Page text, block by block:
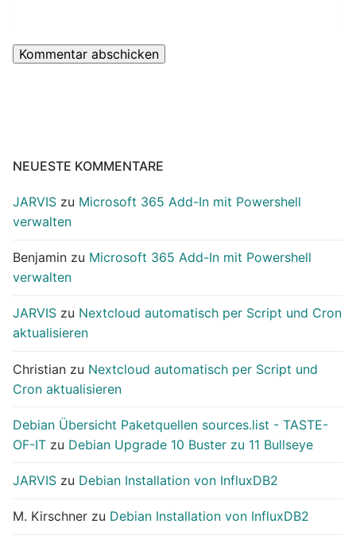
NEUESTE KOMMENTARE
JARVIS zu Microsoft 365 Add-In mit Powershell
verwalten
Benjamin zu Microsoft 365 Add-In mit Powershell
verwalten
JARVIS zu Nextcloud automatisch per Script und Cron
aktualisieren
Christian zu Nextcloud automatisch per Script und
Cron aktualisieren
Debian Übersicht Paketquellen sources.list - TASTE-
OF-IT zu Debian Upgrade 10 Buster zu 11 Bullseye
JARVIS zu Debian Installation von InfluxDB2
M. Kirschner zu Debian Installation von InfluxDB2